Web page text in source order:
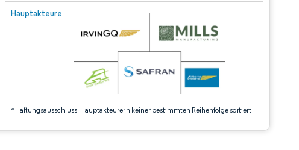
Hauptakteure
*Haftungsausschluss: Hauptakteure in keiner bestimmten Reihenfolge sortiert
Bild © Mordor Intelligence. Wiederverwendung erfordert Namensnennung gemäß CC BY 4.0.